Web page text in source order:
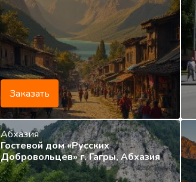
Заказать
Абхазия
Гостевой дом «Русских
Добровольцев» г. Гагры, Абхазия